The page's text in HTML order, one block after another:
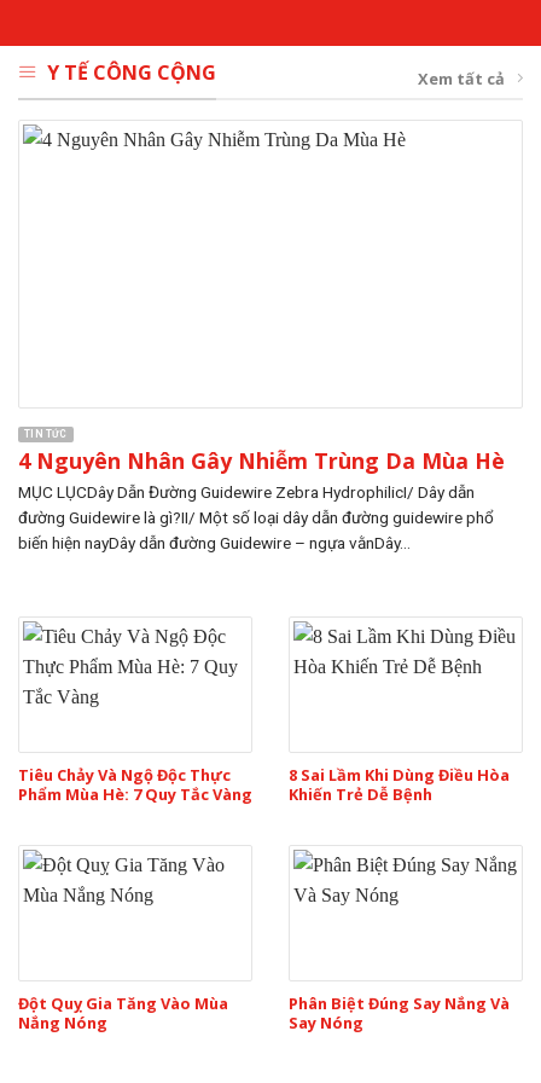
Y TẾ CÔNG CỘNG Xem tất cả
TIN TỨC
4 Nguyên Nhân Gây Nhiễm Trùng Da Mùa Hè
MỤC LỤCDây Dẫn Đường Guidewire Zebra HydrophilicI/ Dây dẫn
đường Guidewire là gì?II/ Một số loại dây dẫn đường guidewire phổ
biến hiện nayDây dẫn đường Guidewire – ngựa vằnDây...
Tiêu Chảy Và Ngộ Độc Thực
Phẩm Mùa Hè: 7 Quy Tắc Vàng
8 Sai Lầm Khi Dùng Điều Hòa
Khiến Trẻ Dễ Bệnh
Đột Quỵ Gia Tăng Vào Mùa
Nắng Nóng
Phân Biệt Đúng Say Nắng Và
Say Nóng